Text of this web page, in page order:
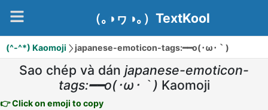
（｡◑ヮ◑｡）TextKool
(^-^*) Kaomoji japanese-emoticon-tags:━━o(･ω･｀)
Sao chép và dán japanese-emoticon-
tags:━━o(･ω･｀) Kaomoji
👉 Click on emoji to copy